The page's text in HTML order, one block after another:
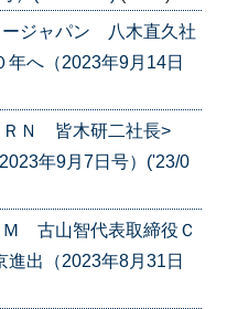
ージャパン 八木直久社
へ（2023年9月14日
ＲＮ 皆木研二社長>
年9月7日号）('23/0
Ｍ 古山智代表取締役Ｃ
出（2023年8月31日